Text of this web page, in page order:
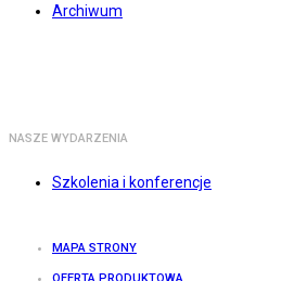
Archiwum
NASZE WYDARZENIA
Szkolenia i konferencje
MAPA STRONY